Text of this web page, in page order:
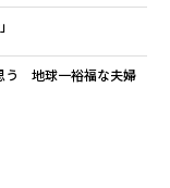
う 地球一裕福な夫婦